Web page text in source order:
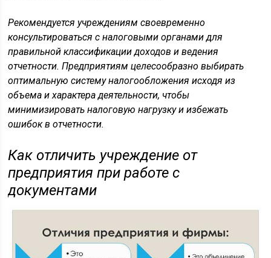
Рекомендуется учреждениям своевременно
консультироваться с налоговыми органами для
правильной классификации доходов и ведения
отчетности. Предприятиям целесообразно выбирать
оптимальную систему налогообложения исходя из
объема и характера деятельности, чтобы
минимизировать налоговую нагрузку и избежать
ошибок в отчетности.
Как отличить учреждение от
предприятия при работе с
документами